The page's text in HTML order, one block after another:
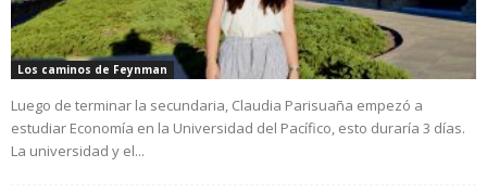
Los caminos de Feynman
Luego de terminar la secundaria, Claudia Parisuaña empezó a
estudiar Economía en la Universidad del Pacífico, esto duraría 3 días.
La universidad y el...